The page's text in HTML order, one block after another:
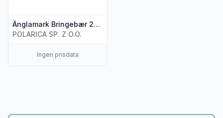
Änglamark Bringebær 200g
POLARICA SP. Z O.O.
Ingen prisdata